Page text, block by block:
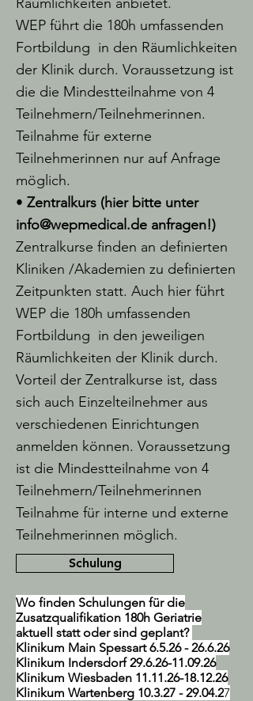
WEP führt die 180h umfassenden
Fortbildung in den Räumlichkeiten
der Klinik durch. Voraussetzung ist
die die Mindestteilnahme von 4
Teilnehmern/Teilnehmerinnen.
Teilnahme für externe
Teilnehmerinnen nur auf Anfrage
möglich.
• Zentralkurs (hier bitte unter
info@wepmedical.de anfragen!)
Zentralkurse finden an definierten
Kliniken /Akademien zu definierten
Zeitpunkten statt. Auch hier führt
WEP die 180h umfassenden
Fortbildung in den jeweiligen
Räumlichkeiten der Klinik durch.
Vorteil der Zentralkurse ist, dass
sich auch Einzelteilnehmer aus
verschiedenen Einrichtungen
anmelden können. Voraussetzung
ist die Mindestteilnahme von 4
Teilnehmern/Teilnehmerinnen
Teilnahme für interne und externe
Teilnehmerinnen möglich.
Schulung
Wo finden Schulungen für die
Zusatzqualifikation 180h Geriatrie
aktuell statt oder sind geplant?
Klinikum Main Spessart6.5.26 - 26.6.26
Klinikum Indersdorf29.6.26-11.09.26
Klinikum Wiesbaden 11.11.26-18.12.26
Klinikum Wartenberg 10.3.27 - 29.04.27